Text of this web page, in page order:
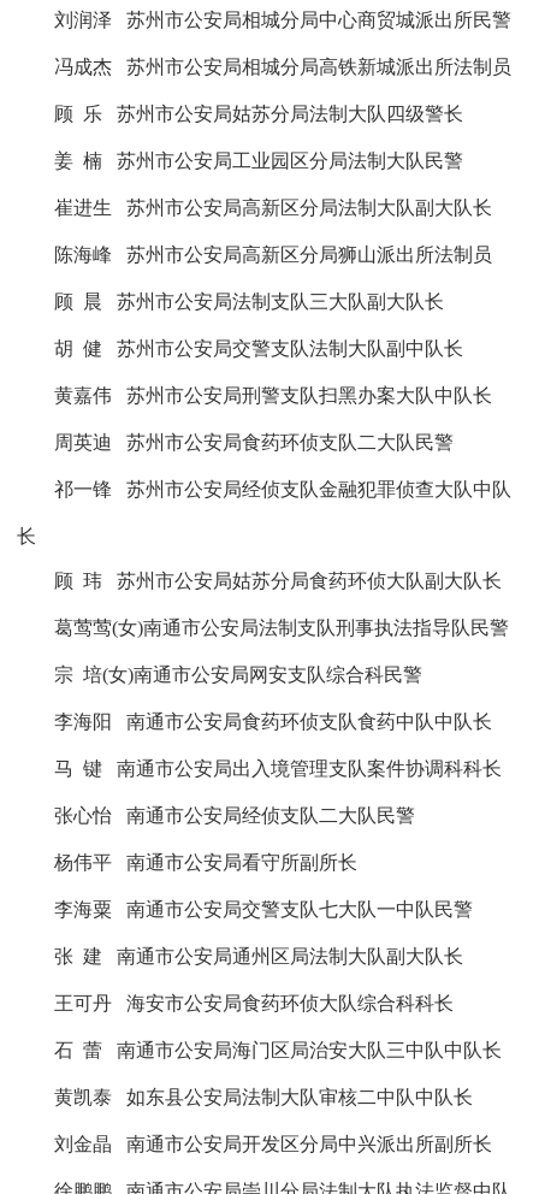
刘润泽 苏州市公安局相城分局中心商贸城派出所民警
冯成杰 苏州市公安局相城分局高铁新城派出所法制员
顾 乐 苏州市公安局姑苏分局法制大队四级警长
姜 楠 苏州市公安局工业园区分局法制大队民警
崔进生 苏州市公安局高新区分局法制大队副大队长
陈海峰 苏州市公安局高新区分局狮山派出所法制员
顾 晨 苏州市公安局法制支队三大队副大队长
胡 健 苏州市公安局交警支队法制大队副中队长
黄嘉伟 苏州市公安局刑警支队扫黑办案大队中队长
周英迪 苏州市公安局食药环侦支队二大队民警
祁一锋 苏州市公安局经侦支队金融犯罪侦查大队中队
长
顾 玮 苏州市公安局姑苏分局食药环侦大队副大队长
葛莺莺(女)南通市公安局法制支队刑事执法指导队民警
宗 培(女)南通市公安局网安支队综合科民警
李海阳 南通市公安局食药环侦支队食药中队中队长
马 键 南通市公安局出入境管理支队案件协调科科长
张心怡 南通市公安局经侦支队二大队民警
杨伟平 南通市公安局看守所副所长
李海粟 南通市公安局交警支队七大队一中队民警
张 建 南通市公安局通州区局法制大队副大队长
王可丹 海安市公安局食药环侦大队综合科科长
石 蕾 南通市公安局海门区局治安大队三中队中队长
黄凯泰 如东县公安局法制大队审核二中队中队长
刘金晶 南通市公安局开发区分局中兴派出所副所长